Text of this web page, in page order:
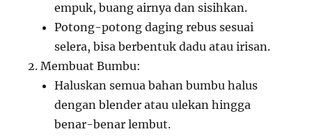
empuk, buang airnya dan sisihkan.
Potong-potong daging rebus sesuai
selera, bisa berbentuk dadu atau irisan.
Membuat Bumbu:
Haluskan semua bahan bumbu halus
dengan blender atau ulekan hingga
benar-benar lembut.